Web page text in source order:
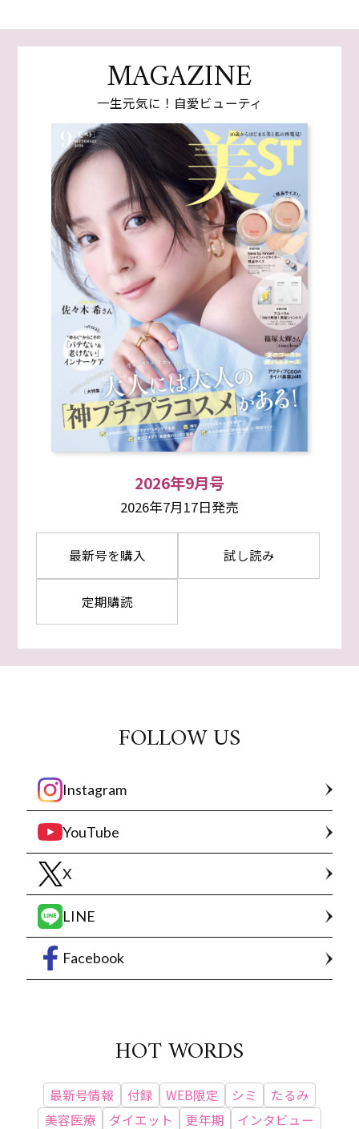
MAGAZINE
一生元気に！自愛ビューティ
2026年9月号
2026年7月17日発売
最新号を購入 試し読み
定期購読
FOLLOW US
Instagram
YouTube
X
LINE
Facebook
HOT WORDS
最新号情報 付録 WEB限定 シミ
たるみ
美容医療
ダイエット 更年期
インタビュー